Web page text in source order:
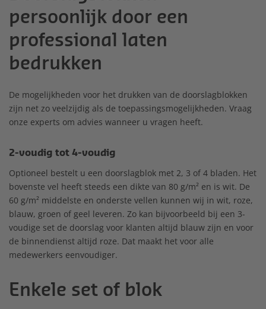
persoonlijk door een
professional laten
bedrukken
De mogelijkheden voor het drukken van de doorslagblokken
zijn net zo veelzijdig als de toepassingsmogelijkheden. Vraag
onze experts om advies wanneer u vragen heeft.
2-voudig tot 4-voudig
Optioneel bestelt u een doorslagblok met 2, 3 of 4 bladen. Het
bovenste vel heeft steeds een dikte van 80 g/m² en is wit. De
60 g/m² middelste en onderste vellen kunnen wij in wit, roze,
blauw, groen of geel leveren. Zo kan bijvoorbeeld bij een 3-
voudige set de doorslag voor klanten altijd blauw zijn en voor
de binnendienst altijd roze. Dat maakt het voor alle
medewerkers eenvoudiger.
Enkele set of blok